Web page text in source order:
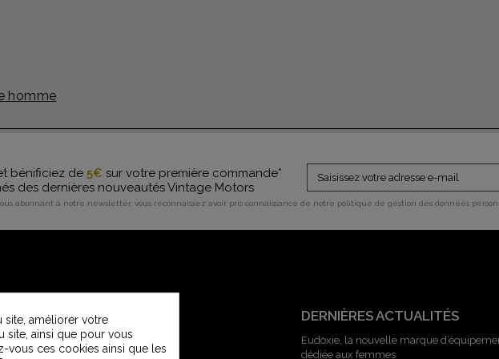
homme
bénificiez de 5€ sur votre première commande*
des dernières nouveautés Vintage Motors
abonnant à notre newsletter, vous reconnaissez avoir pris connaissance de notre politique de gestion des données
SERVICE CLIENT
Contactez-nous
Service Clients Vintage Motors
DERNIÈRES ACTUALITÉS
Eudoxie, la nouvelle marque
dédiée aux femmes
site, améliorer votre
site, ainsi que pour vous
vous ces cookies ainsi que les